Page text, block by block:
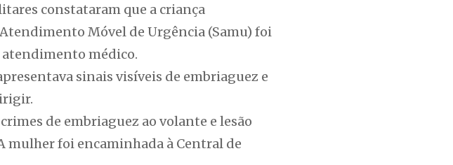
constataram que a criança
Móvel de Urgência (Samu) foi
médico.
sinais visíveis de embriaguez e
de embriaguez ao volante e lesão
mulher foi encaminhada à Central de